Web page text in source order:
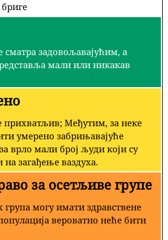
сматра задовољавајућим, а
мали или никакав
прихватљив; Међутим, за неке
умерено забрињавајуће
врло мали број људи који су
загађење ваздуха.
за осетљиве групе
могу имати здравствене
вероватно неће бити